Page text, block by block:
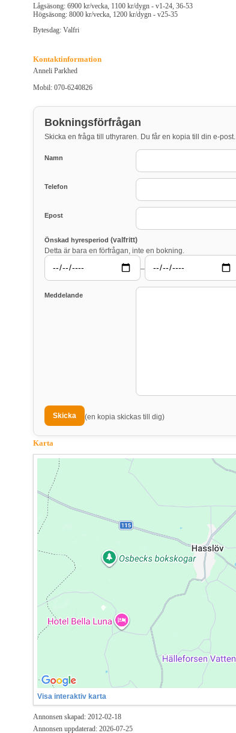
Lågsäsong: 6900 kr/vecka, 1100 kr/dygn - v1-24, 36-53
Högsäsong: 8000 kr/vecka, 1200 kr/dygn - v25-35
Bytesdag: Valfri
Kontaktinformation
Anneli Parkhed
Mobil: 070-6240826
Bokningsförfrågan
Skicka en fråga till uthyraren. Du får en kopia till din e-post.
Namn
Telefon
Epost
Önskad hyresperiod (valfritt)
Detta är bara en förfrågan, inte en bokning.
–
Meddelande
(en kopia skickas till dig)
Karta
Visa interaktiv karta
Annonsen skapad: 2012-02-18
Annonsen uppdaterad: 2026-07-25